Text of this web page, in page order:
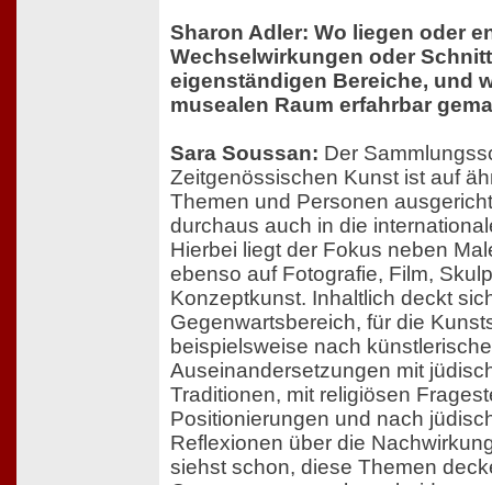
Sharon Adler: Wo liegen oder
Wechselwirkungen oder
eigenständigen Bereiche, und
musealen Raum erfahrbar
Sara Soussan: Der
Zeitgenössischen Kunst ist auf
Themen und Personen
durchaus auch in die
Hierbei liegt der Fokus neben
ebenso auf Fotografie, Film,
Konzeptkunst. Inhaltlich deckt
Gegenwartsbereich, für die
beispielsweise nach
Auseinandersetzungen mit
Traditionen, mit religiösen
Positionierungen und nach
Reflexionen über die
siehst schon, diese Themen